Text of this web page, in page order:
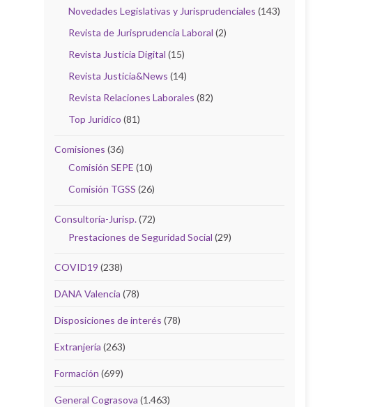
Novedades Legislativas y Jurisprudenciales (143)
Revista de Jurisprudencia Laboral (2)
Revista Justicia Digital (15)
Revista Justicia&News (14)
Revista Relaciones Laborales (82)
Top Jurídico (81)
Comisiones (36)
Comisión SEPE (10)
Comisión TGSS (26)
Consultoría-Jurisp.(72)
Prestaciones de Seguridad Social (29)
COVID19 (238)
DANA Valencia (78)
Disposiciones de interés (78)
Extranjería (263)
Formación (699)
General Cograsova (1.463)